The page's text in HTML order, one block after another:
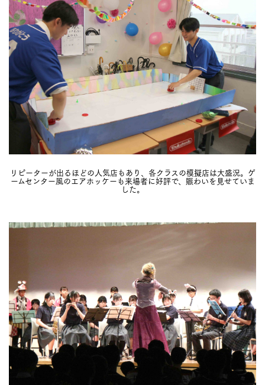
リピーターが出るほどの人気店もあり、各クラスの模擬店は大盛況。ゲ
ームセンター風のエアホッケーも来場者に好評で、賑わいを見せていま
した。